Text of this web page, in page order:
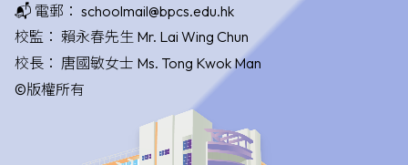
📬 電郵： schoolmail@bpcs.edu.hk
校監： 賴永春先生 Mr. Lai Wing Chun
校長： 唐國敏女士 Ms. Tong Kwok Man
©版權所有